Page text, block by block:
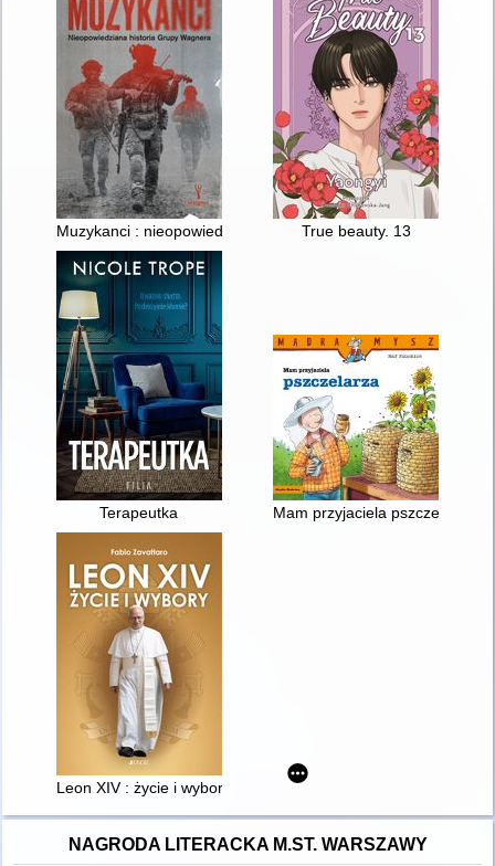
Muzykanci : nieopowiedziana historia Grupy Wagnera
True beauty. 13
Terapeutka Mam przyjaciela pszczelarza
Leon XIV : życie i wybory
NAGRODA LITERACKA M.ST. WARSZAWY